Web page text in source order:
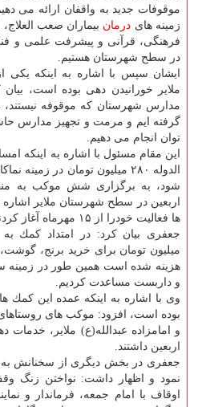
موقوفات جدید به واقفان ارائه می
زمینه های درمان بیماران صعب
فرهنگی، قرآنی و پیشرفت علمی و
در سطح شهرستان هستیم.
ایشان سپس با اشاره به اینكه
ملایر خورانیدن دهی بوده است،
مدارس شهرستان كه موقوفه
گرفته ایم و مرمت و تجهیز مدارس
توان انجام می دهیم.
این مقام مسئول با اشاره به اینكه
الدوله ۲۸۰ میلیون تومان در
شود، به برگزاری شش موكب به
اربعین در سطح شهرستان ملایر
ها فعالیت خودرا از ۱۵ مهرماه آغاز كردند.
میلیون تومان برای خرید برنج،
هزینه شده است همین طور در زمینه
و داربست مساعدت كردیم.
وی با اشاره به اینكه عمده این
بوده است، افزود: موكب های روستاهای
و امامزاده عبدالله(ع) ملایر،
اربعین داشتند.
جعفری در بخش دیگری از سخنانش به
نمود و اظهار داشت: نواختن زنگ
اوقاف با امام جمعه، فرماندار و